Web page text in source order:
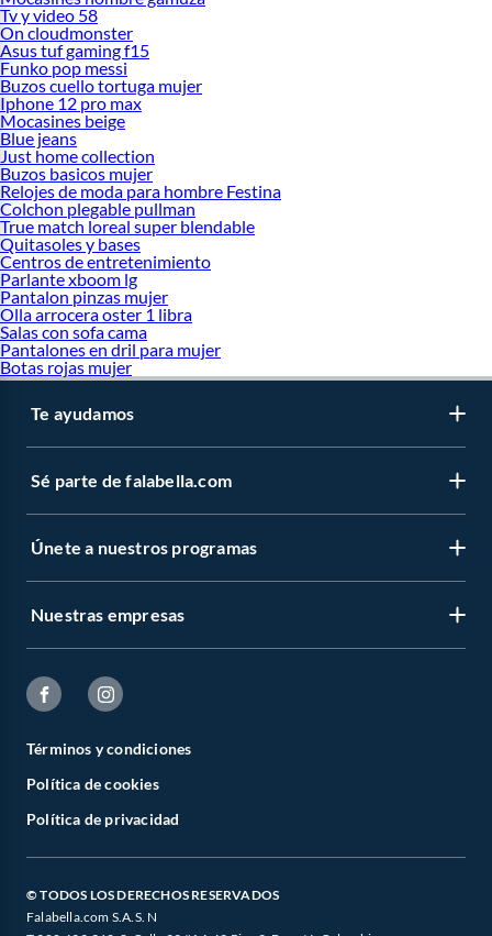
Tv y video 58
On cloudmonster
Asus tuf gaming f15
Funko pop messi
Buzos cuello tortuga mujer
Iphone 12 pro max
Mocasines beige
Blue jeans
Just home collection
Buzos basicos mujer
Relojes de moda para hombre Festina
Colchon plegable pullman
True match loreal super blendable
Quitasoles y bases
Centros de entretenimiento
Parlante xboom lg
Pantalon pinzas mujer
Olla arrocera oster 1 libra
Salas con sofa cama
Pantalones en dril para mujer
Botas rojas mujer
Te ayudamos
Sé parte de falabella.com
Únete a nuestros programas
Nuestras empresas
Términos y condiciones
Política de cookies
Política de privacidad
© TODOS LOS DERECHOS RESERVADOS
Falabella.com S.A.S. N